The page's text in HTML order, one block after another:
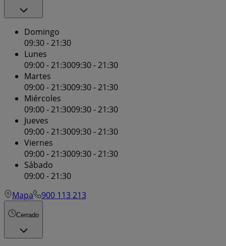
Domingo
09:30 - 21:30
Lunes
09:00 - 21:3009:30 - 21:30
Martes
09:00 - 21:3009:30 - 21:30
Miércoles
09:00 - 21:3009:30 - 21:30
Jueves
09:00 - 21:3009:30 - 21:30
Viernes
09:00 - 21:3009:30 - 21:30
Sábado
09:00 - 21:30
Mapa
900 113 213
Cerrado